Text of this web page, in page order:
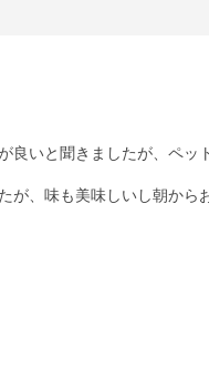
良いと聞きましたが、ペッ
、味も美味しいし朝から